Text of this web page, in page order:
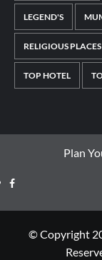
LEGEND'S
RELIGIOUS
TOP HOTEL
Plan
© Copyright